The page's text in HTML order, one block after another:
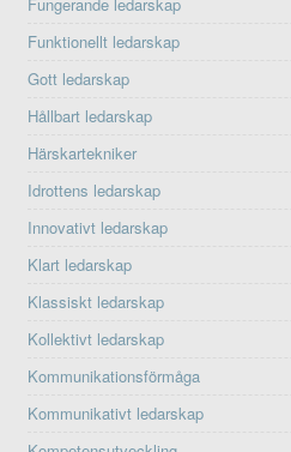
Funktionellt ledarskap
Gott ledarskap
Hållbart ledarskap
Härskartekniker
Idrottens ledarskap
Innovativt ledarskap
Klart ledarskap
Klassiskt ledarskap
Kollektivt ledarskap
Kommunikationsförmåga
Kommunikativt ledarskap